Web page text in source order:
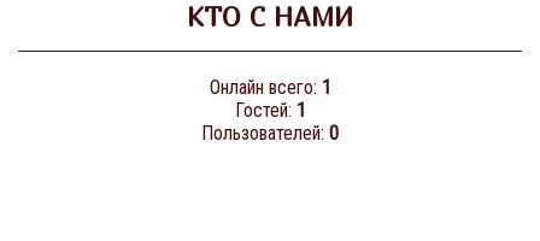
КТО С НАМИ
Онлайн всего: 1
Гостей: 1
Пользователей: 0